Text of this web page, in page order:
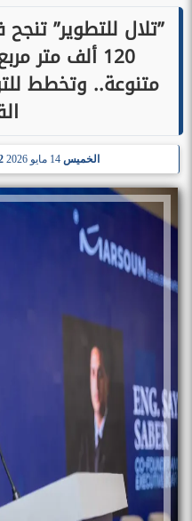
”تلال للتطوير”
120 ألف متر
متنوعة.. وتخطط
الخميس 14 مايو 2026